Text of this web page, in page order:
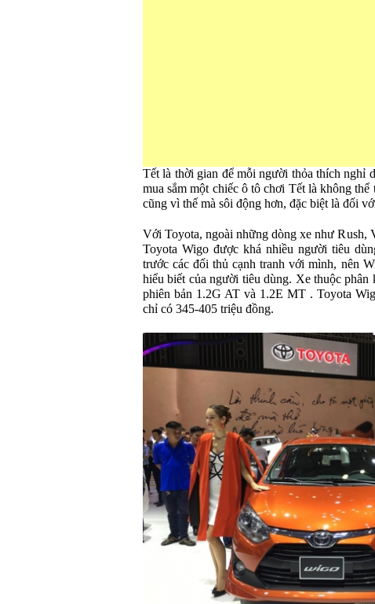
Tết là thời gian để mỗi người thỏa thích nghỉ
mua sắm một chiếc ô tô chơi Tết là không
cũng vì thế mà sôi động hơn, đặc biệt là đối
Với Toyota, ngoài những dòng xe như Rush,
Toyota Wigo được khá nhiều người tiêu
trước các đối thủ cạnh tranh với mình, nên
hiểu biết của người tiêu dùng. Xe thuộc
phiên bản 1.2G AT và 1.2E MT . Toyota
chỉ có 345-405 triệu đồng.